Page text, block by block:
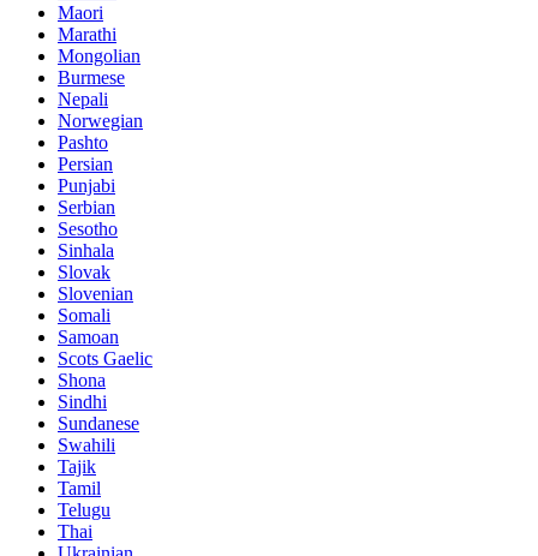
Maori
Marathi
Mongolian
Burmese
Nepali
Norwegian
Pashto
Persian
Punjabi
Serbian
Sesotho
Sinhala
Slovak
Slovenian
Somali
Samoan
Scots Gaelic
Shona
Sindhi
Sundanese
Swahili
Tajik
Tamil
Telugu
Thai